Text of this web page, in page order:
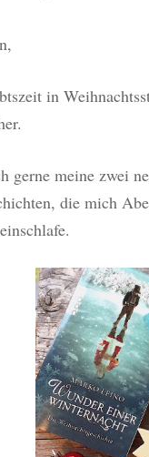
in
gerne meine zwei
die mich